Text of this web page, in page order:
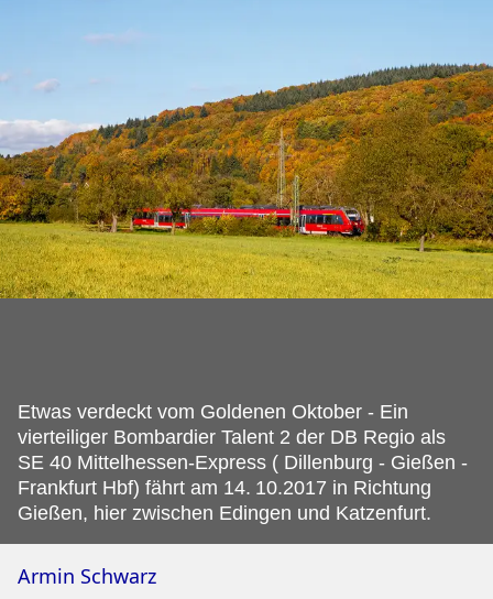
Etwas verdeckt vom Goldenen Oktober - Ein
vierteiliger Bombardier Talent 2 der DB Regio als
SE 40 Mittelhessen-Express ( Dillenburg - Gießen -
Frankfurt Hbf) fährt am 14. 10.2017 in Richtung
Gießen, hier zwischen Edingen und Katzenfurt.
Armin Schwarz